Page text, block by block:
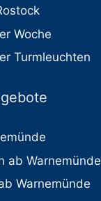
Woche
Turmleuchten
ab Warnemünde
Warnemünde